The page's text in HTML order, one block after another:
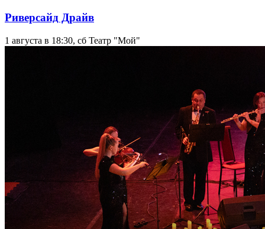
Риверсайд Драйв
1 августа в 18:30, сб Театр "Мой"